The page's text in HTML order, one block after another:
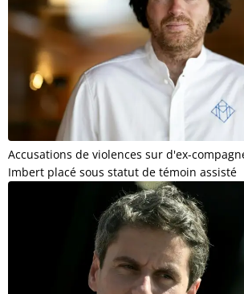
Accusations de violences sur d'ex-
Imbert placé sous statut de témoin assisté